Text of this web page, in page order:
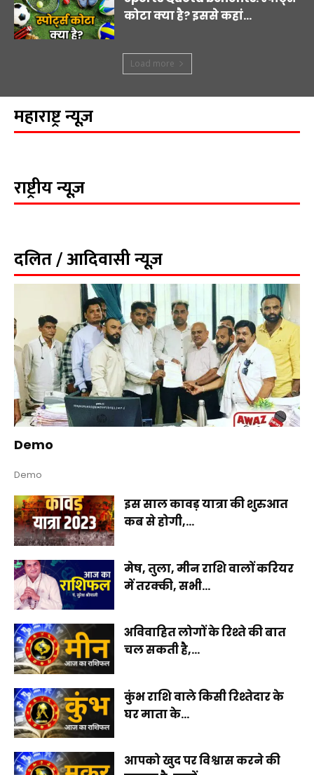
कोटा क्या है? इससे कहां...
Load more
महाराष्ट्र न्यूज़
राष्ट्रीय न्यूज़
दलित / आदिवासी न्यूज़
Demo
Demo
इस साल कावड़ यात्रा की शुरुआत
कब से होगी,...
मेष, तुला, मीन राशि वालों करियर
में तरक्की, सभी...
अविवाहित लोगों के रिश्ते की बात
चल सकती है,...
कुंभ राशि वाले किसी रिश्तेदार के
घर माता के...
आपको खुद पर विश्वास करने की